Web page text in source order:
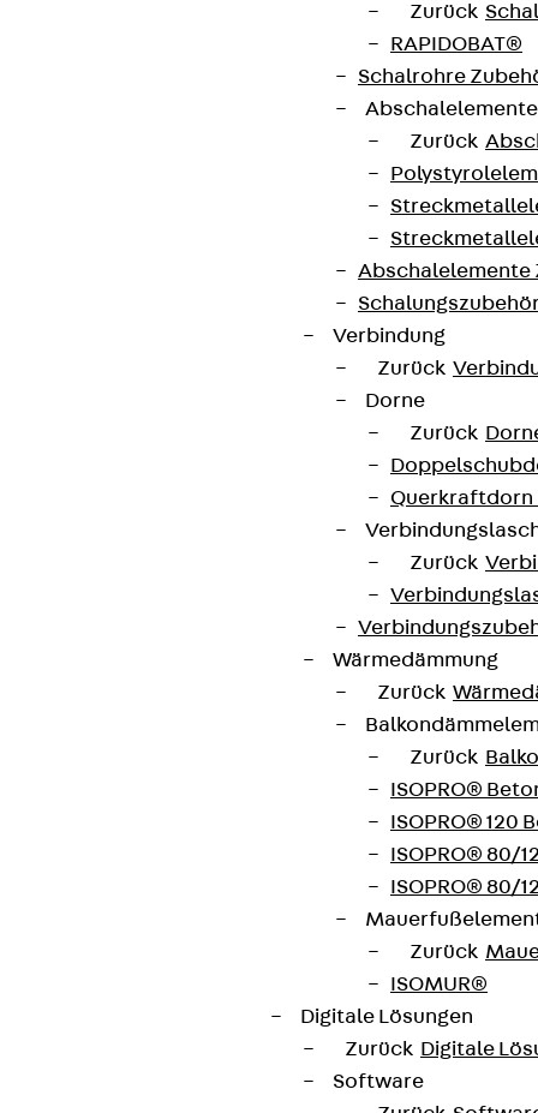
Zurück
RAPIDOBAT®
Schalrohre
Zurück
Abschalelemente
Verbindung
Zurück
Dorne
Zurück
Querkraftdorn
Zurück
Wärmedämmung
Zurück
Zurück
ISOPRO®
ISOPRO® 120
ISOPRO® 80/
ISOPRO® 80/
Zurück
ISOMUR®
Digitale Lösungen
Zurück Digitale
Software